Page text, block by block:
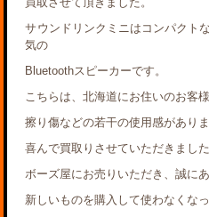
サウンドリンクミニはコンパクト
気の
Bluetoothスピーカーです。
こちらは、北海道にお住いのお客
擦り傷などの若干の使用感があり
喜んで買取りさせていただきました
ボーズ屋にお売りいただき、誠に
新しいものを購入して使わなくな